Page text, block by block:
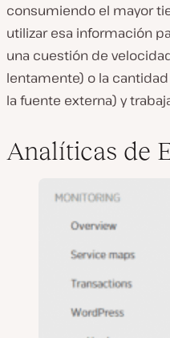
consumiendo el mayor
utilizar esa información
una cuestión de
lentamente) o la
la fuente externa) y
Analíticas de